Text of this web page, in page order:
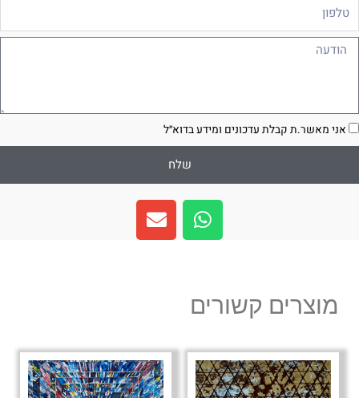
אני מאשר.ת קבלת עדכונים ומידע בדוא״ל
שלח
W
h
a
a
p
E
n
v
e
מוצרים קשורים